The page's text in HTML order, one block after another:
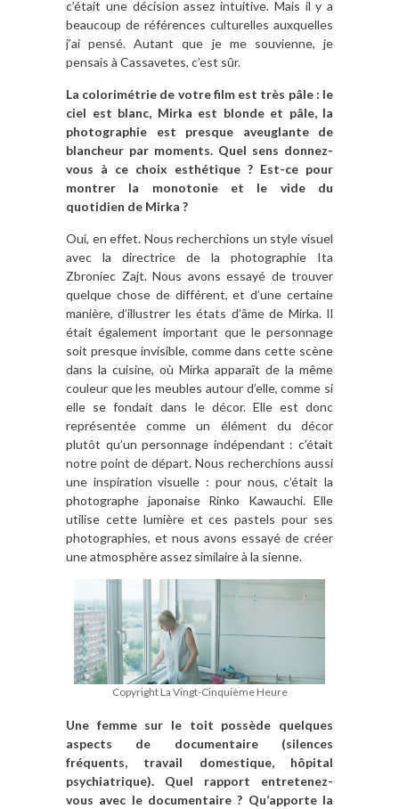
c’était une décision assez intuitive. Mais il y a
beaucoup de références culturelles auxquelles
j’ai pensé. Autant que je me souvienne, je
pensais à Cassavetes, c’est sûr.
La colorimétrie de votre film est très pâle : le
ciel est blanc, Mirka est blonde et pâle, la
photographie est presque aveuglante de
blancheur par moments. Quel sens donnez-
vous à ce choix esthétique ? Est-ce pour
montrer la monotonie et le vide du
quotidien de Mirka ?
Oui, en effet. Nous recherchions un style visuel
avec la directrice de la photographie Ita
Zbroniec Zajt. Nous avons essayé de trouver
quelque chose de différent, et d’une certaine
manière, d’illustrer les états d’âme de Mirka. Il
était également important que le personnage
soit presque invisible, comme dans cette scène
dans la cuisine, où Mirka apparaît de la même
couleur que les meubles autour d’elle, comme si
elle se fondait dans le décor. Elle est donc
représentée comme un élément du décor
plutôt qu’un personnage indépendant : c’était
notre point de départ. Nous recherchions aussi
une inspiration visuelle : pour nous, c’était la
photographe japonaise Rinko Kawauchi. Elle
utilise cette lumière et ces pastels pour ses
photographies, et nous avons essayé de créer
une atmosphère assez similaire à la sienne.
Copyright La Vingt-Cinquième Heure
Une femme sur le toit possède quelques
aspects de documentaire (silences
fréquents, travail domestique, hôpital
psychiatrique). Quel rapport entretenez-
vous avec le documentaire ? Qu’apporte la